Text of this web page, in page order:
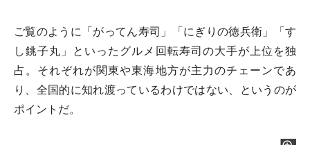
ご覧のように「がってん寿司」「にぎりの徳兵衛」「す
し銚子丸」といったグルメ回転寿司の大手が上位を独
占。それぞれが関東や東海地方が主力のチェーンであ
り、全国的に知れ渡っているわけではない、というのが
ポイントだ。